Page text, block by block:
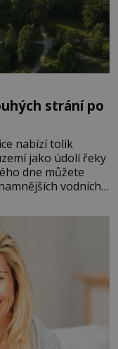
strání po
nabízí tolik
jako údolí řeky
dne můžete
vodních
památek ve